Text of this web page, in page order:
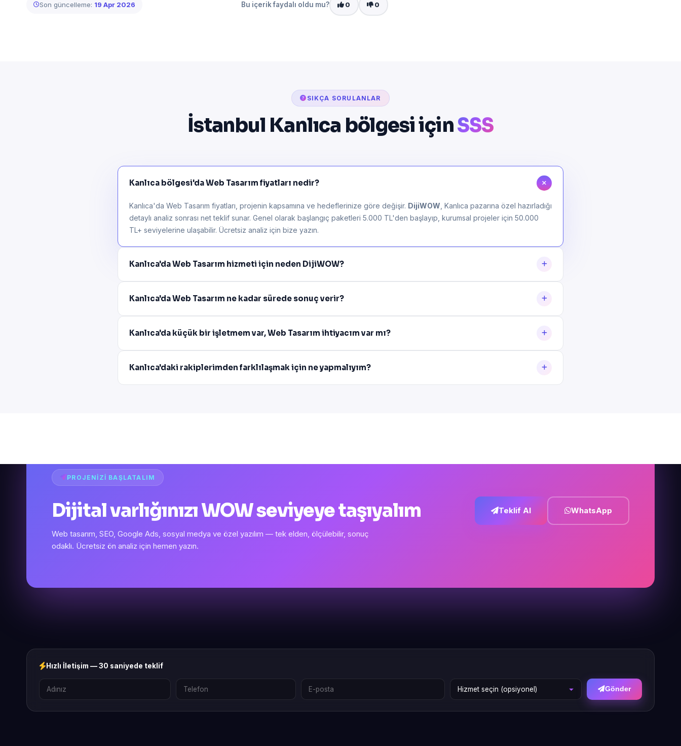
Son güncelleme: 19 Apr 2026 Bu içerik faydalı oldu mu? 0 0
SIKÇA SORULANLAR
İstanbul Kanlıca bölgesi içinSSS
Kanlıca bölgesi'da Web Tasarım fiyatları nedir?
Kanlıca'da Web Tasarım fiyatları, projenin kapsamına ve hedeflerinize göre değişir. DijiWOW , Kanlıca pazarına özel hazırladığı
detaylı analiz sonrası net teklif sunar. Genel olarak başlangıç paketleri 5.000 TL'den başlayıp, kurumsal projeler için 50.000
TL+ seviyelerine ulaşabilir. Ücretsiz analiz için bize yazın.
Kanlıca'da Web Tasarım hizmeti için neden DijiWOW?
Kanlıca'da Web Tasarım ne kadar sürede sonuç verir?
Kanlıca'da küçük bir işletmem var, Web Tasarım ihtiyacım var mı?
Kanlıca'daki rakiplerimden farklılaşmak için ne yapmalıyım?
PROJENIZI BAŞLATALIM
Dijital varlığınızı WOW seviyeye taşıyalım
Web tasarım, SEO, Google Ads, sosyal medya ve özel yazılım — tek elden, ölçülebilir, sonuç
odaklı. Ücretsiz ön analiz için hemen yazın.
Teklif Al WhatsApp
Hızlı İletişim — 30 saniyede teklif
Gönder